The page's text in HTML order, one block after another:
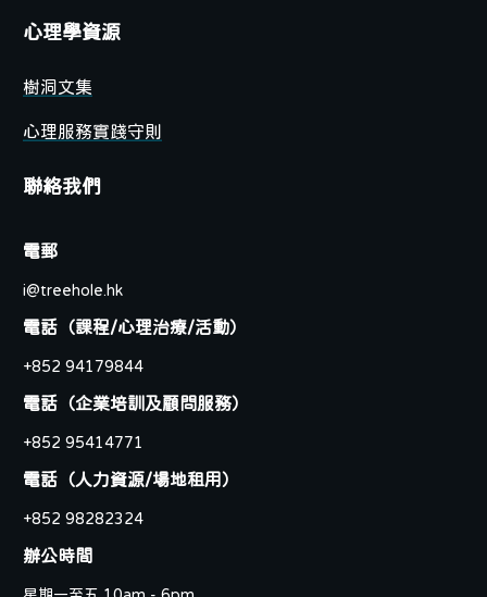
心理學資源
樹洞文集
心理服務實踐守則
聯絡我們
電郵
i@treehole.hk
電話 （課程/心理治療/活動）
+852 94179844
電話（企業培訓及顧問服務）
+852 95414771
電話（人力資源/場地租用 ）
+852 98282324
辦公時間